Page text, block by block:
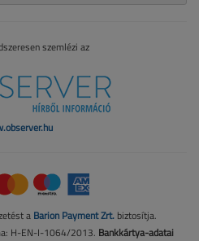
szemlézi az
a Barion Payment Zrt. biztosítja.
H-EN-I-1064/2013. Bankkártya-adatai